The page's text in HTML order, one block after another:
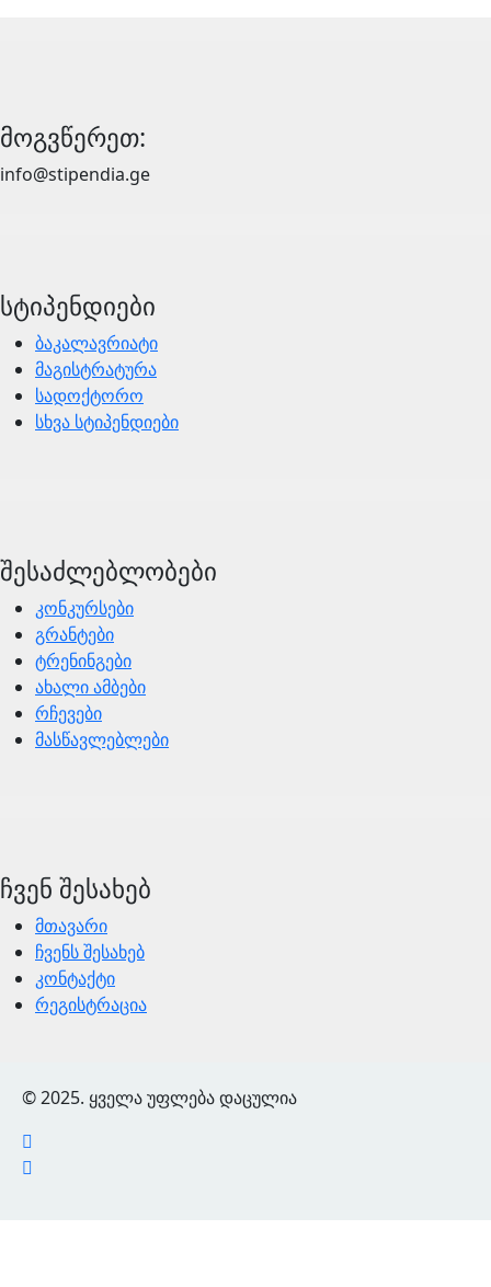
მოგვწერეთ:
info@stipendia.ge
სტიპენდიები
ბაკალავრიატი
მაგისტრატურა
სადოქტორო
სხვა სტიპენდიები
შესაძლებლობები
კონკურსები
გრანტები
ტრენინგები
ახალი ამბები
რჩევები
მასწავლებლები
ჩვენ შესახებ
მთავარი
ჩვენს შესახებ
კონტაქტი
რეგისტრაცია
© 2025. ყველა უფლება დაცულია